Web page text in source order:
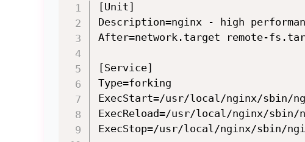
[Unit]
Description=nginx - high
After=network.target remote-
[Service]
Type=forking
ExecStart=/usr/local/nginx/sbin/
ExecReload=/usr/local/nginx/
ExecStop=/usr/local/nginx/sbin/